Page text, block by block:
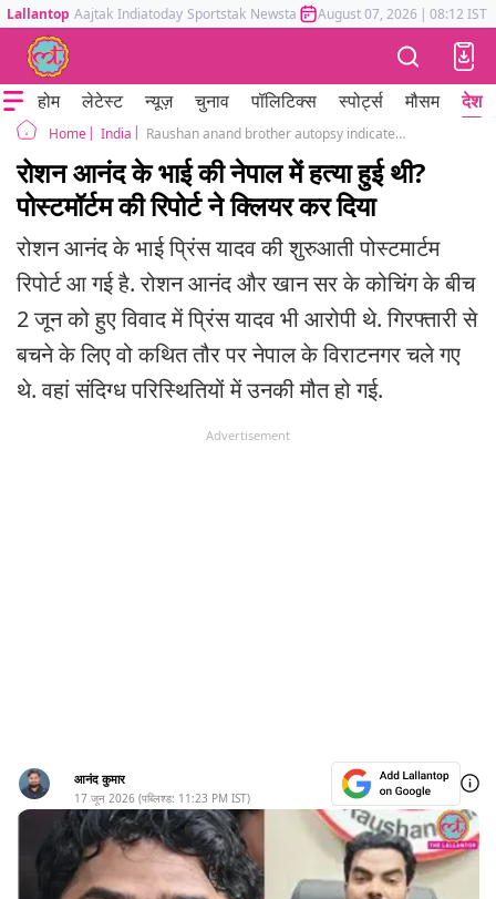
Lallantop Aajtak Indiatoday Sportstak Newstak Mumbai Tak Astrotak
August 07, 2026 | 08:12 IST
होम लेटेस्ट न्यूज़ चुनाव पॉलिटिक्स स्पोर्ट्स मौसम देश
Home India Raushan anand brother autopsy indicates no foul play in death in nepal hotel
रोशन आनंद के भाई की नेपाल में हत्या हुई थी?
पोस्टमॉर्टम की रिपोर्ट ने क्लियर कर दिया
रोशन आनंद के भाई प्रिंस यादव की शुरुआती पोस्टमार्टम
रिपोर्ट आ गई है. रोशन आनंद और खान सर के कोचिंग के बीच
2 जून को हुए विवाद में प्रिंस यादव भी आरोपी थे. गिरफ्तारी से
बचने के लिए वो कथित तौर पर नेपाल के विराटनगर चले गए
थे. वहां संदिग्ध परिस्थितियों में उनकी मौत हो गई.
Advertisement
आनंद कुमार
17 जून 2026 (पब्लिश्ड: 11:23 PM IST)